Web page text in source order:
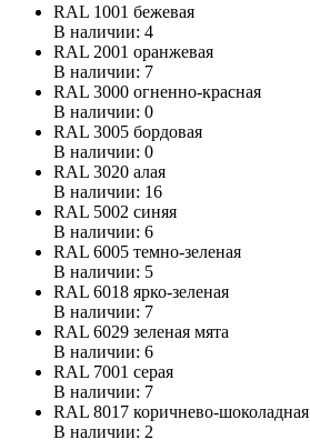
RAL 1001 бежевая
В наличии: 4
RAL 2001 оранжевая
В наличии: 7
RAL 3000 огненно-красная
В наличии: 0
RAL 3005 бордовая
В наличии: 0
RAL 3020 алая
В наличии: 16
RAL 5002 синяя
В наличии: 6
RAL 6005 темно-зеленая
В наличии: 5
RAL 6018 ярко-зеленая
В наличии: 7
RAL 6029 зеленая мята
В наличии: 6
RAL 7001 серая
В наличии: 7
RAL 8017 коричнево-шоколадная
В наличии: 2